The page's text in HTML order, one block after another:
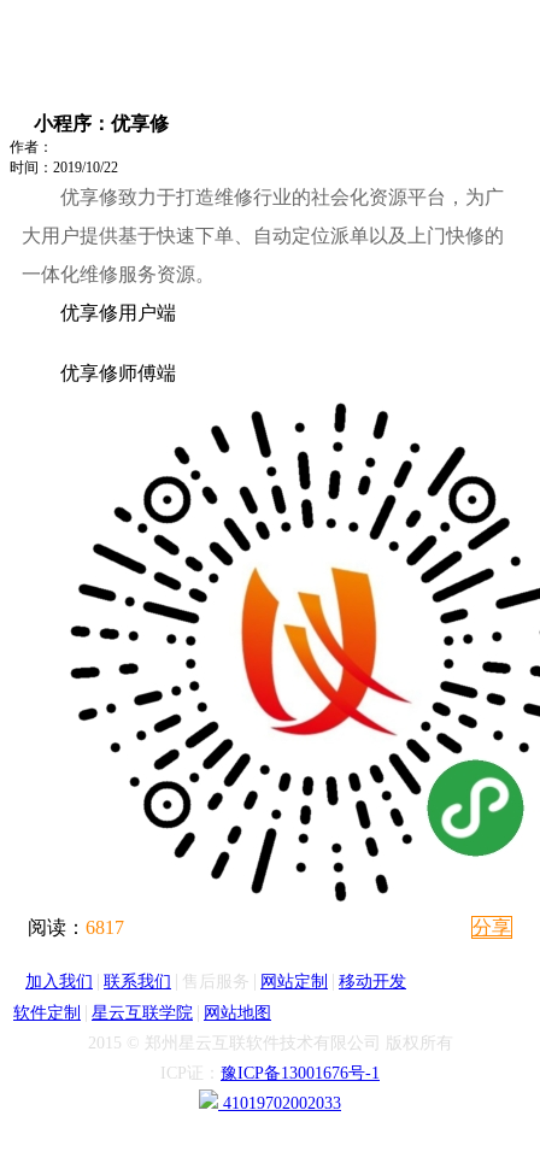
小程序：优享修
作者：
时间：2019/10/22
优享修致力于打造维修行业的社会化资源平台，为广
大用户提供基于快速下单、自动定位派单以及上门快修的
一体化维修服务资源。
优享修用户端
优享修师傅端
阅读： 6817 分享
加入我们 | 联系我们 | 售后服务 | 网站定制 | 移动开发
软件定制 | 星云互联学院 | 网站地图
2015 © 郑州星云互联软件技术有限公司 版权所有
ICP证： 豫ICP备13001676号-1
41019702002033